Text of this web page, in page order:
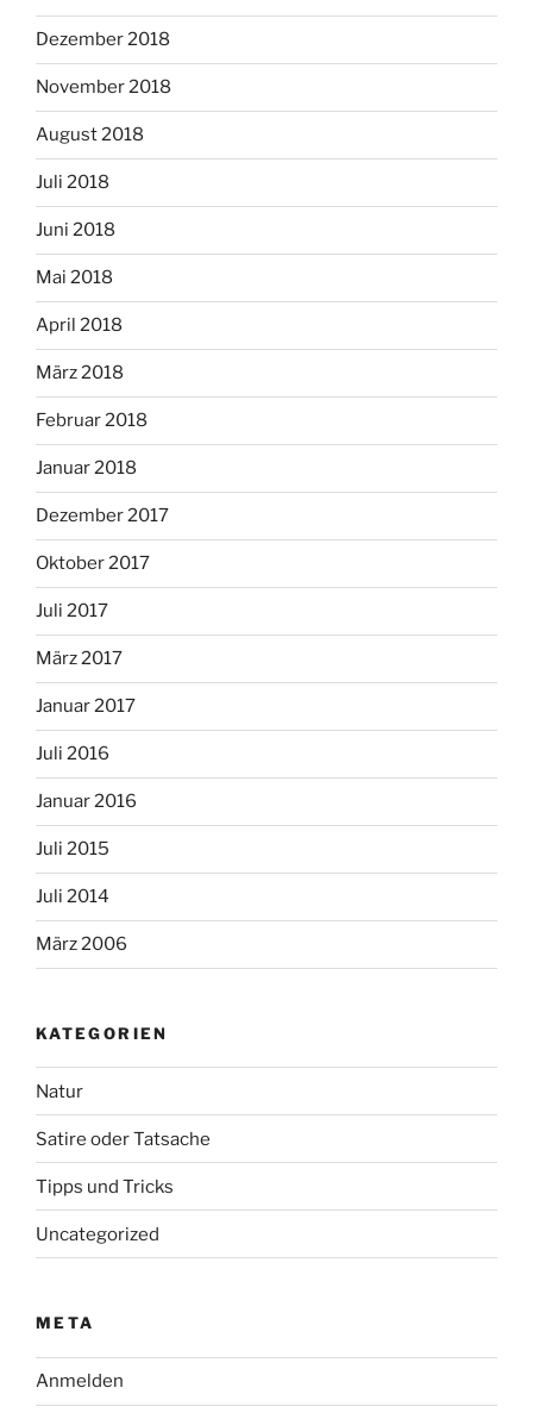
Dezember 2018
November 2018
August 2018
Juli 2018
Juni 2018
Mai 2018
April 2018
März 2018
Februar 2018
Januar 2018
Dezember 2017
Oktober 2017
Juli 2017
März 2017
Januar 2017
Juli 2016
Januar 2016
Juli 2015
Juli 2014
März 2006
KATEGORIEN
Natur
Satire oder Tatsache
Tipps und Tricks
Uncategorized
META
Anmelden